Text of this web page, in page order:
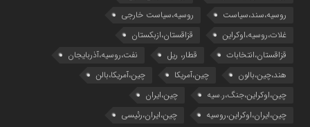
روسیه،سند،سیاست
روسیه،سیاست خارجی
غلات،روسیه،اوکراین
قزاقستان،ازبکستان
قزاقستان،انتخابات
قطار، ریل
نفت،روسیه،آذربایجان
هند،چین،بالون
چین،آمریکا
چین،آمریکا،بالن
چین،اوکراین،جنگ،ر.سیه
چین،ایران
چین،ایران،اوکراین،روسیه
چین،ایران،رئیسی